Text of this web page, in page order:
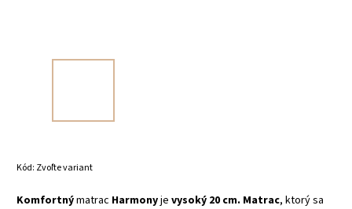
Kód: Zvoľte variant
Komfortnýmatrac Harmonyje vysoký 20 cm. Matrac, ktorý sa